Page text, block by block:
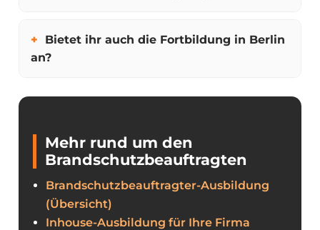
Bietet ihr auch die Fortbildung in Berlin
an?
Mehr rund um den
Brandschutzbeauftragten
Brandschutzbeauftragter-Ausbildung
(Übersicht)
Inhouse-Ausbildung für Ihre Firma